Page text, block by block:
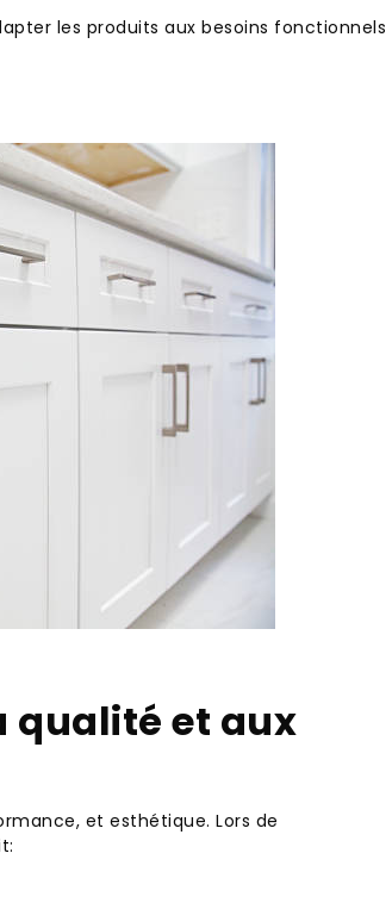
les produits aux besoins fonctionnels
qualité et aux
et esthétique. Lors de